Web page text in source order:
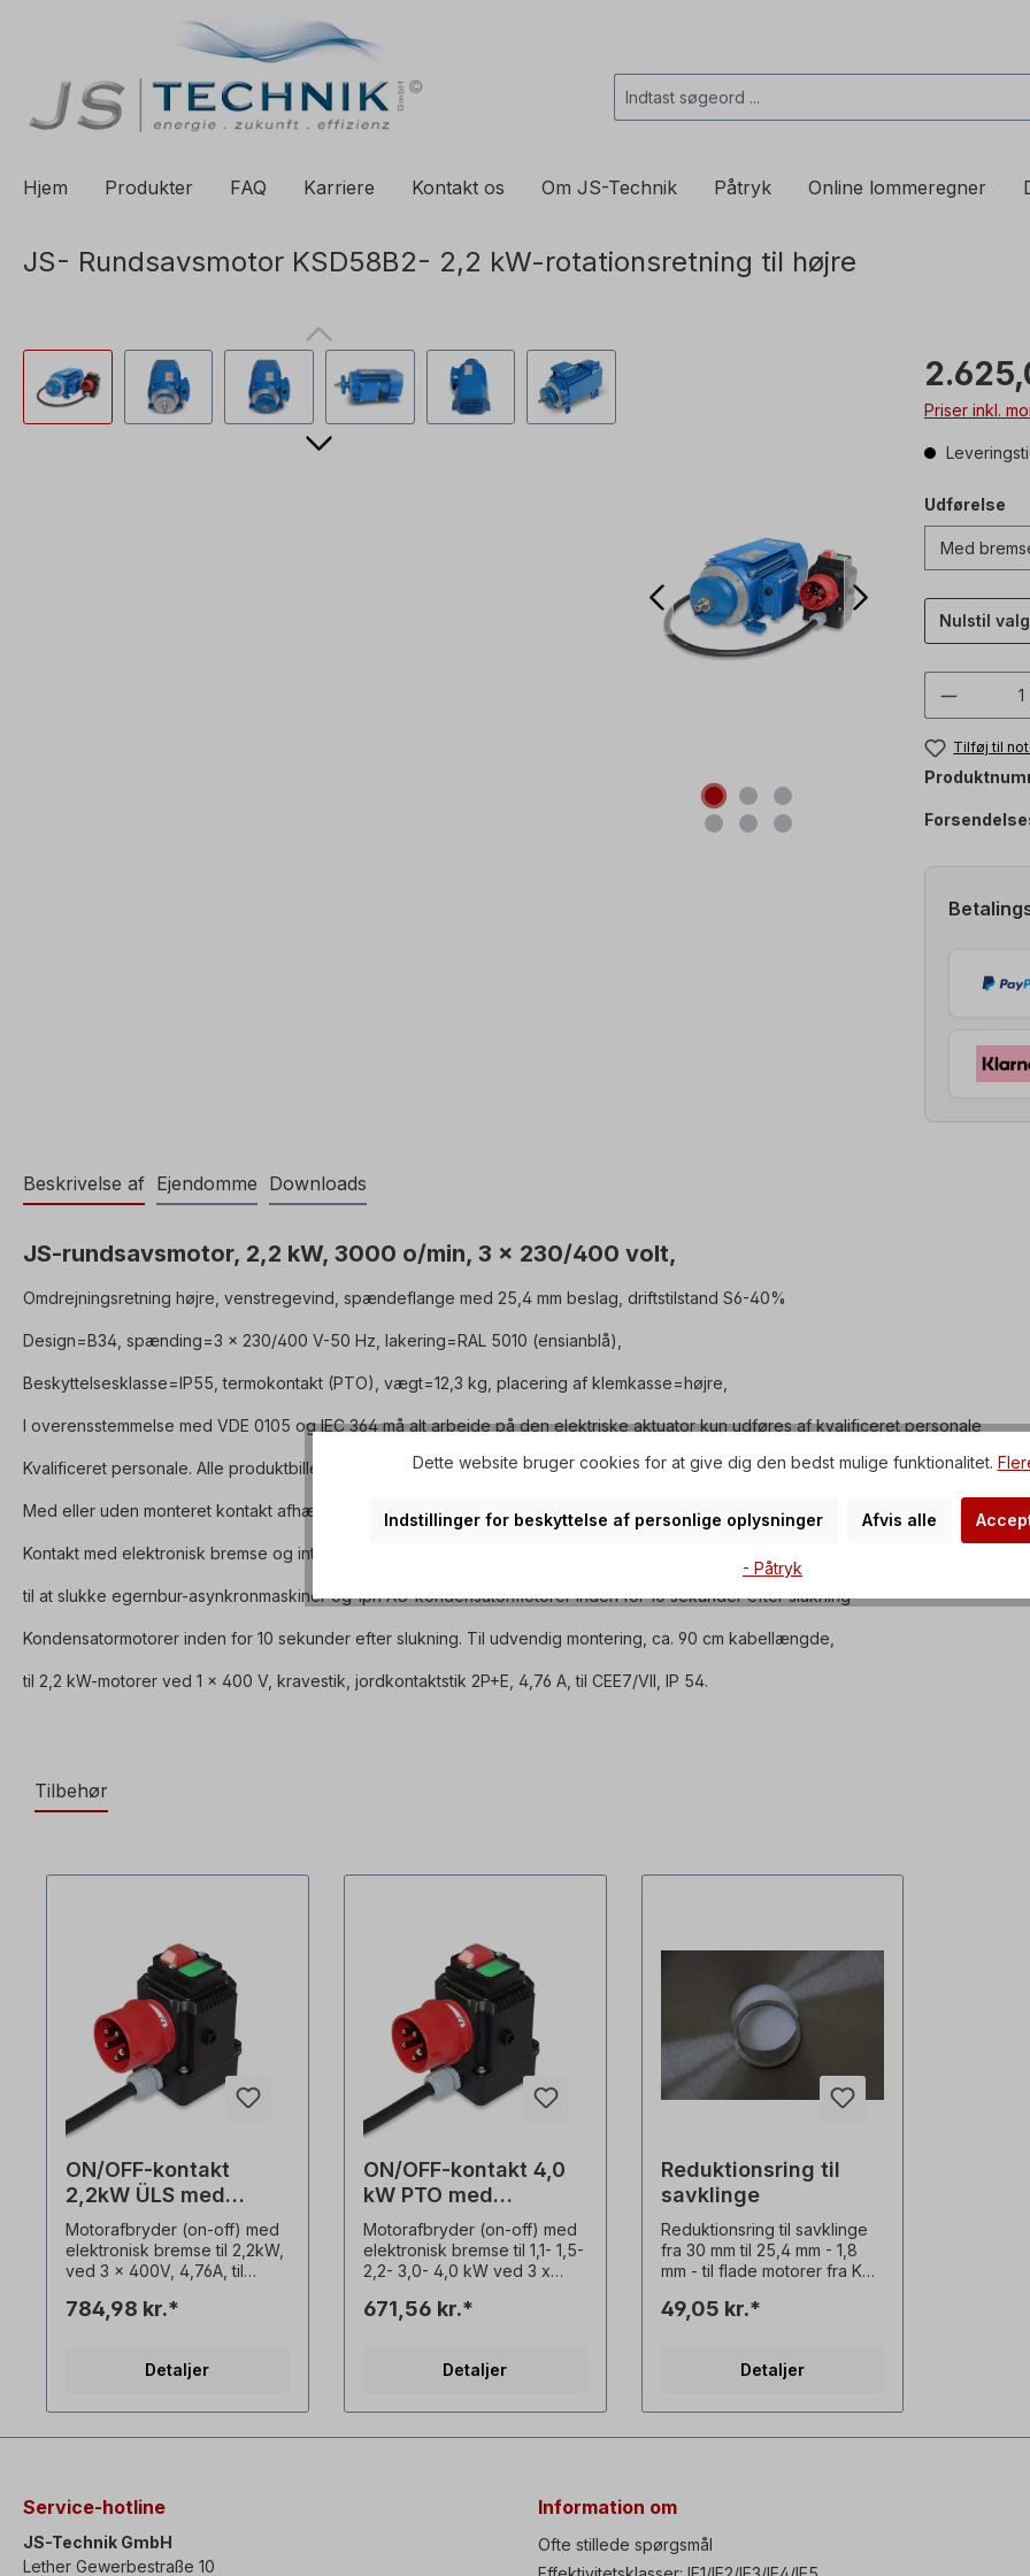
Spring til hovednavigation
Hjem Produkter FAQ Karriere Kontakt os Om JS-Technik Påtryk Online lommeregner
JS- Rundsavsmotor KSD58B2- 2,2 kW-rotationsretning til højre
Priser inkl.
Udførelse
Nulstil valg
Tilføj til
Beskrivelse af Ejendomme Downloads
JS-rundsavsmotor, 2,2 kW, 3000 o/min, 3 x 230/400 volt,
Omdrejningsretning højre, venstregevind, spændeflange med 25,4 mm beslag, driftstilstand S6-40%
Design=B34, spænding=3 x 230/400 V-50 Hz, lakering=RAL 5010 (ensianblå),
Beskyttelsesklasse=IP55, termokontakt (PTO), vægt=12,3 kg, placering af klemkasse=højre,
I overensstemmelse med VDE 0105 og IEC 364 må alt arbejde på den elektriske aktuator kun udføres af kvalificeret personale
Kvalificeret personale. Alle produktbilleder er uforpligtende eksempler!
Med eller uden monteret kontakt afhængigt af udstyr (vælg venligst).
Kontakt med elektronisk bremse og integreret termisk kontaktudløser. Elektroniske bremser bruges
til at slukke egernbur-asynkronmaskiner og 1ph AC-kondensatormotorer inden for 10 sekunder efter slukning
Kondensatormotorer inden for 10 sekunder efter slukning. Til udvendig montering, ca. 90 cm kabellængde,
til 2,2 kW-motorer ved 1 x 400 V, kravestik, jordkontaktstik 2P+E, 4,76 A, til CEE7/VII, IP 54.
Tilbehør
ON/OFF-kontakt
2,2kW ÜLS med
elektronisk
bremsning 400V
Motorafbryder (on-off) med
elektronisk bremse til 2,2kW,
ved 3 x 400V, 4,76A, til
kabellængde ca. 90cm,
Underspændingsudløser /
bremse (motorbremse)-
Overbelastningsbeskyttelses
polet med faseomformer-
Med gennemsigtigt PVC-
cover over On / Off-
knapper- Overflademonteret
784,98 kr.*
Detaljer
ON/OFF-kontakt 4,0
kW PTO med
elektronisk bremse
400V
Motorafbryder (on-off) med
elektronisk bremse til 1,1- 1,5-
2,2- 3,0- 4,0 kW ved 3 x
montering, kabellængde ca.
On / Off / Stop (0 - 1 / Stop)-
kontaktor- Elektronisk DC-
bremse (motorbremse)-
(PTO)- Stikdåse CEE 16A 5-
polet med faseomformer-
671,56 kr.*
Detaljer
Reduktionsring til
savklinge
Reduktionsring til savklinge
fra 30 mm til 25,4 mm - 1,8
mm - til flade motorer fra KSx
er uforpligtende eksempler!
49,05 kr.*
Detaljer
Service-hotline
JS-Technik GmbH
Lether Gewerbestraße 10
Information om
Ofte stillede spørgsmål
Dette website bruger cookies for at give dig den bedst mulige funktionalitet.
Indstillinger for beskyttelse af personlige oplysninger Afvis alle
- Påtryk